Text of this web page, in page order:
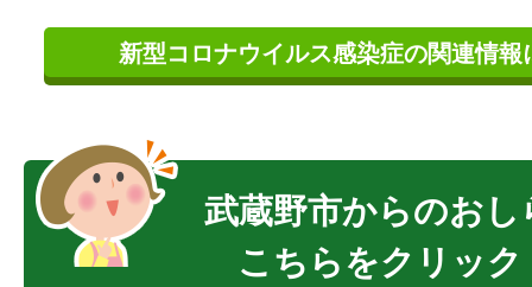
新型コロナウイルス感染症の関連情
武蔵野市からのお
こちらをクリック